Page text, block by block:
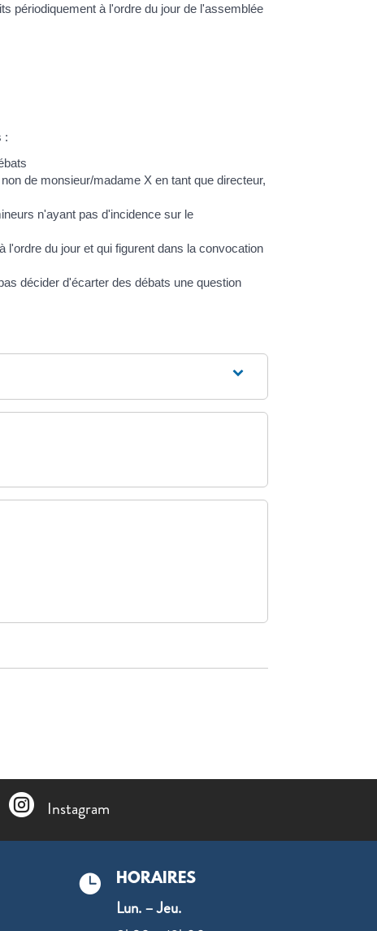
périodiquement à l'ordre du jour de l'assemblée
:
de monsieur/madame X en tant que directeur,
n'ayant pas d'incidence sur le
du jour et qui figurent dans la convocation
décider d'écarter des débats une question
 Instagram
 HORAIRES
Lun. – Jeu.